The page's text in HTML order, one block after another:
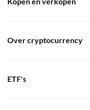
Over cryptocurrency
ETF's